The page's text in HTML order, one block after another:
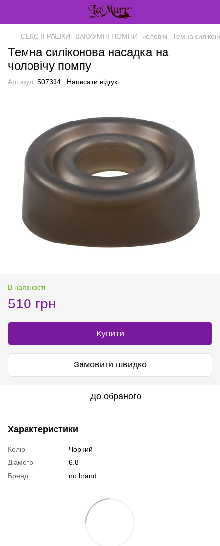
СЕКС ІГРАШКИ ВАКУУМНІ ПОМПИ чоловічі Темна
Темна силіконова насадка на
чоловічу помпу
Артикул: 507334 Написати відгук
В наявності
510 грн
Купити
Замовити швидко
До обраного
Характеристики
Колір
Чорний
Діаметр
6.8
Бренд
no brand